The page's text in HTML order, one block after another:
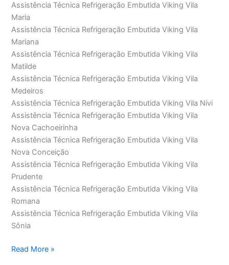
Assistência Técnica Refrigeração Embutida Viking Vila
Maria
Assistência Técnica Refrigeração Embutida Viking Vila
Mariana
Assistência Técnica Refrigeração Embutida Viking Vila
Matilde
Assistência Técnica Refrigeração Embutida Viking Vila
Medeiros
Assistência Técnica Refrigeração Embutida Viking Vila Nivi
Assistência Técnica Refrigeração Embutida Viking Vila
Nova Cachoeirinha
Assistência Técnica Refrigeração Embutida Viking Vila
Nova Conceição
Assistência Técnica Refrigeração Embutida Viking Vila
Prudente
Assistência Técnica Refrigeração Embutida Viking Vila
Romana
Assistência Técnica Refrigeração Embutida Viking Vila
Sônia
Assistência
Read More »